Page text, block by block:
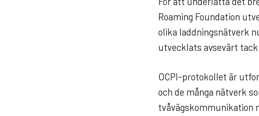
Roaming Foundation
olika laddningsnätverk
utvecklats avsevärt
OCPI-protokollet är
och de många nätverk
tvåvägskommunikation